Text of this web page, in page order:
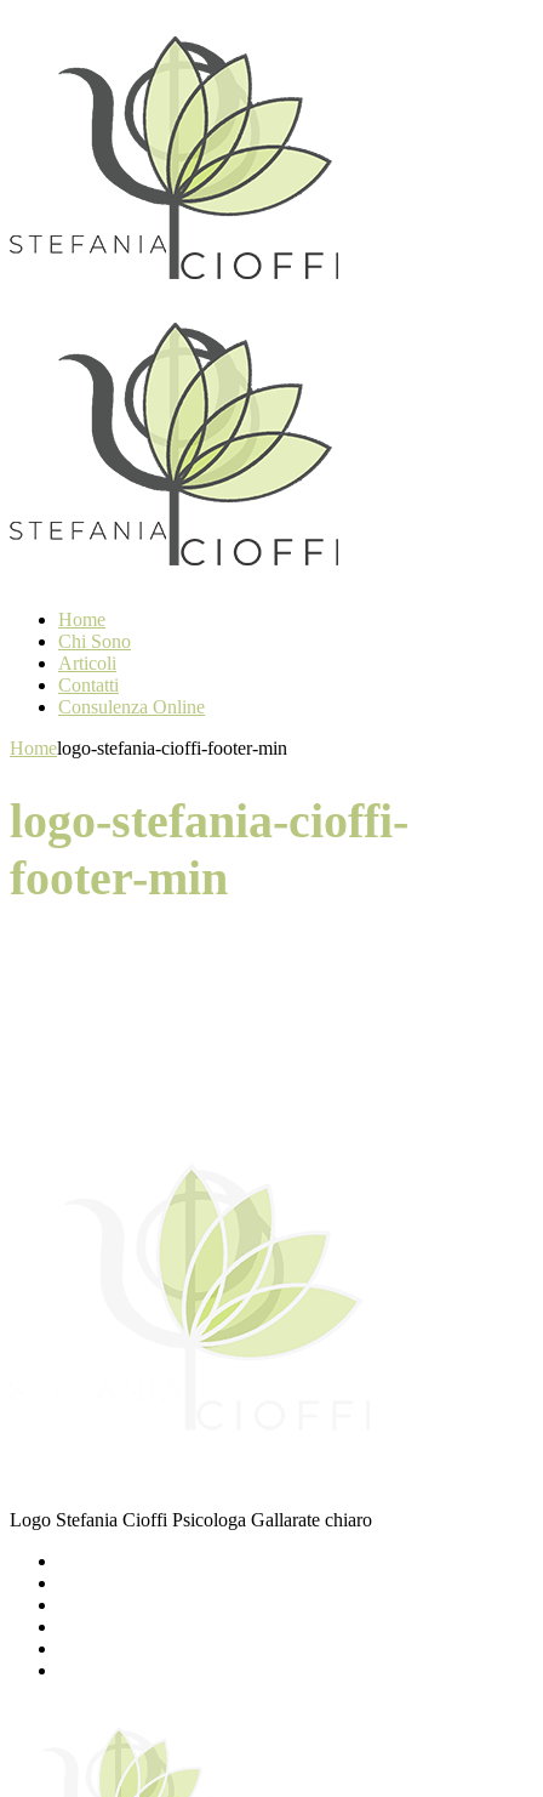
Home
Chi Sono
Articoli
Contatti
Consulenza Online
Homelogo-stefania-cioffi-footer-min
logo-stefania-cioffi-
footer-min
Logo Stefania Cioffi Psicologa Gallarate chiaro